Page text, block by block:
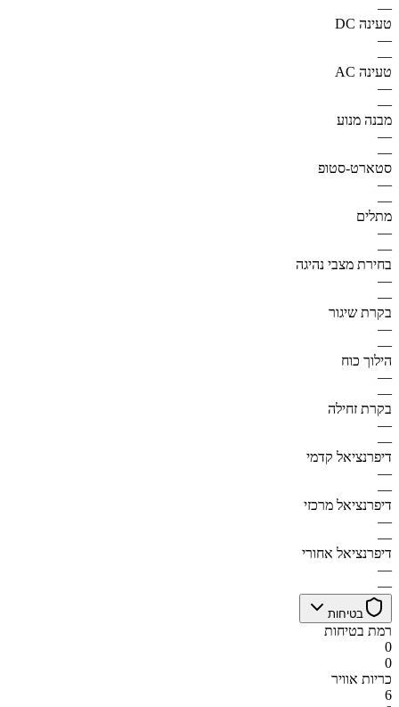
—
טעינה DC
—
—
טעינה AC
—
—
מבנה מנוע
—
—
סטארט-סטופ
—
—
מתלים
—
—
בחירת מצבי נהיגה
—
—
בקרת שיגור
—
—
הילוך כוח
—
—
בקרת זחילה
—
—
דיפרנציאל קדמי
—
—
דיפרנציאל מרכזי
—
—
דיפרנציאל אחורי
—
—
בטיחות
רמת בטיחות
0
0
כריות אוויר
6